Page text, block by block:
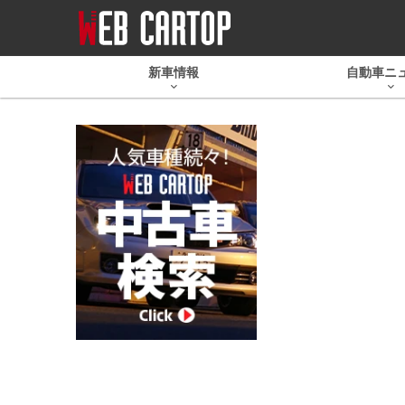
新車情報 自動車ニ